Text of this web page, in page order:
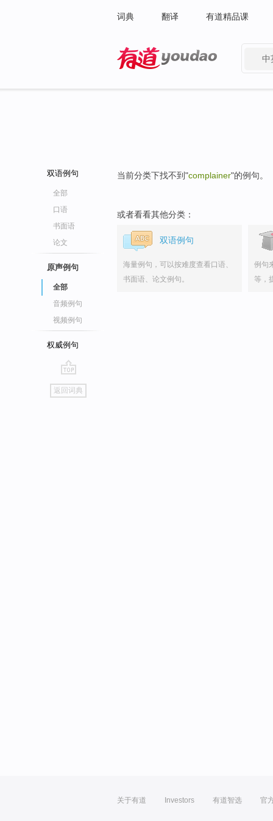
词典 翻译 有道精品课
中
双语例句
全部
口语
书面语
论文
原声例句
全部
音频例句
视频例句
权威例句
go
top
返回词典
当前分类下找不到"complainer"的例句。
或者看看其他分类：
双语例句
海量例句，可以按难度查看口语、
书面语、论文例句。
例句
等，
关于有道 Investors 有道智选 官